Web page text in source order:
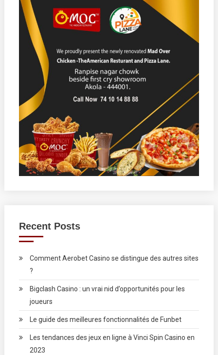
Recent Posts
Comment Aerobet Casino se distingue des autres sites
?
Bigclash Casino : un vrai nid d’opportunités pour les
joueurs
Le guide des meilleures fonctionnalités de Funbet
Les tendances des jeux en ligne à Vinci Spin Casino en
2023